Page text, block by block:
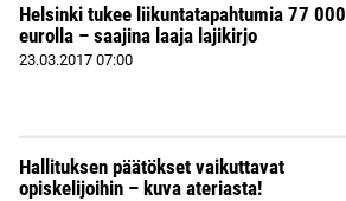
Helsinki tukee liikuntatapahtumia 77 000
eurolla – saajina laaja lajikirjo
23.03.2017 07:00
Hallituksen päätökset vaikuttavat
opiskelijoihin – kuva ateriasta!